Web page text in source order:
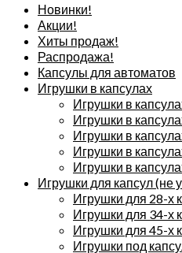
Новинки!
Акции!
Хиты продаж!
Распродажа!
Капсулы для автоматов
Игрушки в капсулах
Игрушки в
Игрушки в
Игрушки в
Игрушки в
Игрушки в
Игрушки для капсул (не
Игрушки для 28-х
Игрушки для 34-х
Игрушки для 45-х
Игрушки под